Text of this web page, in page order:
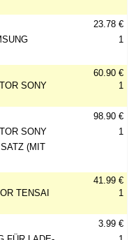
23.78 €
1
SONY
60.90 €
1
SONY
(MIT
98.90 €
1
TENSAI
41.99 €
1
3.99 €